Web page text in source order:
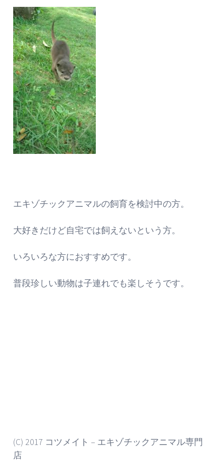
エキゾチックアニマルの飼育を検討中の方。
大好きだけど自宅では飼えないという方。
いろいろな方におすすめです。
普段珍しい動物は子連れでも楽しそうです。
(C) 2017 コツメイト – エキゾチックアニマル専門
店